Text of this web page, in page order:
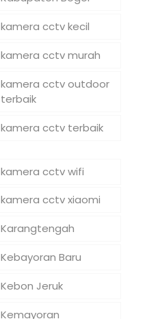
kamera cctv kecil
kamera cctv murah
kamera cctv outdoor
terbaik
kamera cctv terbaik
kamera cctv wifi
kamera cctv xiaomi
Karangtengah
Kebayoran Baru
Kebon Jeruk
Kemayoran